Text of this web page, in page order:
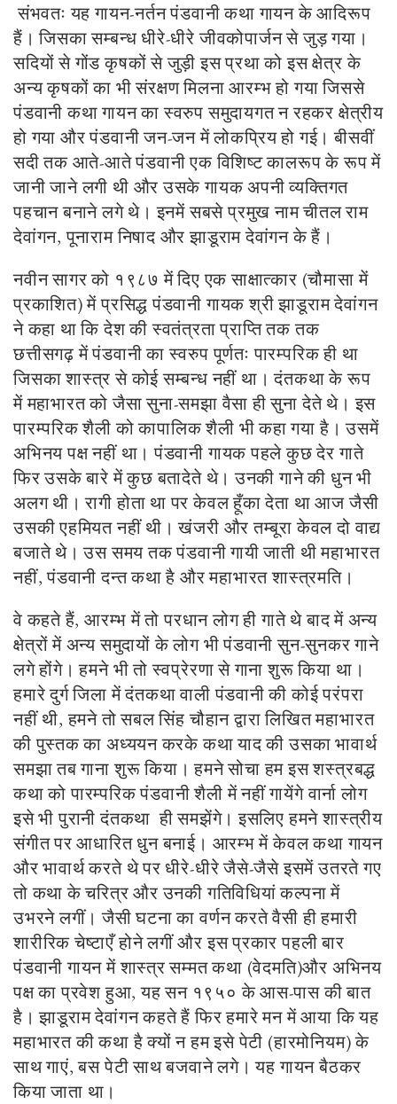
संभवतः यह गायन-नर्तन पंडवानी कथा गायन के आदिरूप
हैं। जिसका सम्बन्ध धीरे-धीरे जीवकोपार्जन से जुड़ गया।
सदियों से गोंड कृषकों से जुड़ी इस प्रथा को इस क्षेत्र के
अन्य कृषकों का भी संरक्षण मिलना आरम्भ हो गया जिससे
पंडवानी कथा गायन का स्वरुप समुदायगत न रहकर क्षेत्रीय
हो गया और पंडवानी जन-जन में लोकप्रिय हो गई। बीसवीं
सदी तक आते-आते पंडवानी एक विशिष्ट कालरूप के रूप में
जानी जाने लगी थी और उसके गायक अपनी व्यक्तिगत
पहचान बनाने लगे थे। इनमें सबसे प्रमुख नाम चीतल राम
देवांगन, पूनाराम निषाद और झाडूराम देवांगन के हैं।
नवीन सागर को १९८७ में दिए एक साक्षात्कार (चौमासा में
प्रकाशित) में प्रसिद्ध पंडवानी गायक श्री झाडूराम देवांगन
ने कहा था कि देश की स्वतंत्रता प्राप्ति तक तक
छत्तीसगढ़ में पंडवानी का स्वरुप पूर्णतः पारम्परिक ही था
जिसका शास्त्र से कोई सम्बन्ध नहीं था। दंतकथा के रूप
में महाभारत को जैसा सुना-समझा वैसा ही सुना देते थे। इस
पारम्परिक शैली को कापालिक शैली भी कहा गया है। उसमें
अभिनय पक्ष नहीं था। पंडवानी गायक पहले कुछ देर गाते
फिर उसके बारे में कुछ बतादेते थे। उनकी गाने की धुन भी
अलग थी। रागी होता था पर केवल हूँका देता था आज जैसी
उसकी एहमियत नहीं थी। खंजरी और तम्बूरा केवल दो वाद्य
बजाते थे। उस समय तक पंडवानी गायी जाती थी महाभारत
नहीं, पंडवानी दन्त कथा है और महाभारत शास्त्रमति।
वे कहते हैं, आरम्भ में तो परधान लोग ही गाते थे बाद में अन्य
क्षेत्रों में अन्य समुदायों के लोग भी पंडवानी सुन-सुनकर गाने
लगे होंगे। हमने भी तो स्वप्रेरणा से गाना शुरू किया था।
हमारे दुर्ग जिला में दंतकथा वाली पंडवानी की कोई परंपरा
नहीं थी, हमने तो सबल सिंह चौहान द्वारा लिखित महाभारत
की पुस्तक का अध्ययन करके कथा याद की उसका भावार्थ
समझा तब गाना शुरू किया। हमने सोचा हम इस शस्त्रबद्ध
कथा को पारम्परिक पंडवानी शैली में नहीं गायेंगे वार्ना लोग
इसे भी पुरानी दंतकथा ही समझेंगे। इसलिए हमने शास्त्रीय
संगीत पर आधारित धुन बनाई। आरम्भ में केवल कथा गायन
और भावार्थ करते थे पर धीरे-धीरे जैसे-जैसे इसमें उतरते गए
तो कथा के चरित्र और उनकी गतिविधियां कल्पना में
उभरने लगीं। जैसी घटना का वर्णन करते वैसी ही हमारी
शारीरिक चेष्टाएँ होने लगीं और इस प्रकार पहली बार
पंडवानी गायन में शास्त्र सम्मत कथा (वेदमति)और अभिनय
पक्ष का प्रवेश हुआ, यह सन १९५० के आस-पास की बात
है। झाडूराम देवांगन कहते हैं फिर हमारे मन में आया कि यह
महाभारत की कथा है क्यों न हम इसे पेटी (हारमोनियम) के
साथ गाएं, बस पेटी साथ बजवाने लगे। यह गायन बैठकर
किया जाता था।